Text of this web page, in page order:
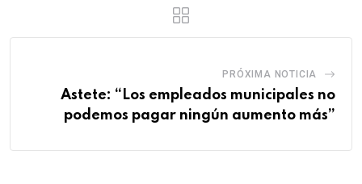
PRÓXIMA NOTICIA
Astete: “Los empleados municipales no
podemos pagar ningún aumento más”